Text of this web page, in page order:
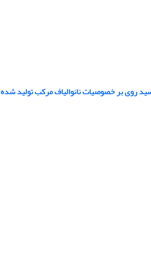
روی بر خصوصیات نانوالیاف مرکب تولید شده